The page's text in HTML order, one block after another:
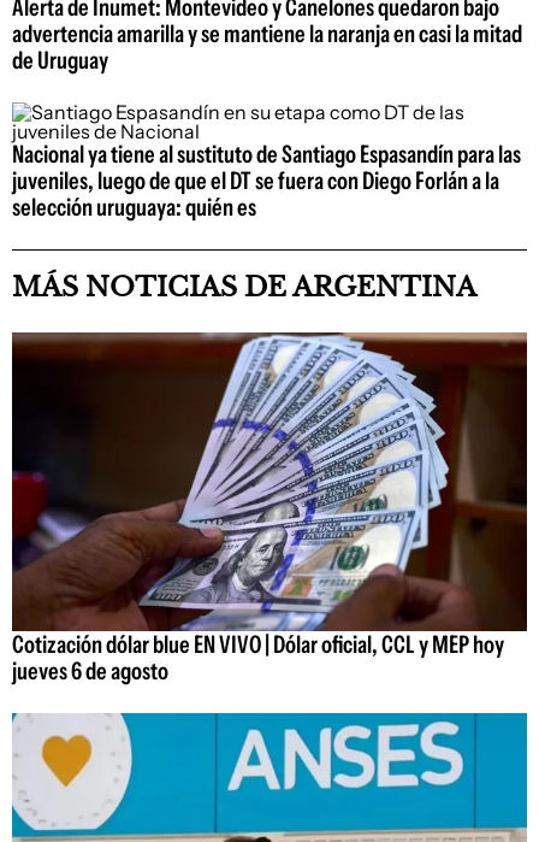
Alerta de Inumet: Montevideo y Canelones quedaron bajo
advertencia amarilla y se mantiene la naranja en casi la mitad
de Uruguay
Nacional ya tiene al sustituto de Santiago Espasandín para las
juveniles, luego de que el DT se fuera con Diego Forlán a la
selección uruguaya: quién es
MÁS NOTICIAS DE ARGENTINA
Cotización dólar blue EN VIVO | Dólar oficial, CCL y MEP hoy
jueves 6 de agosto